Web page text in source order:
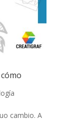
cambio. A